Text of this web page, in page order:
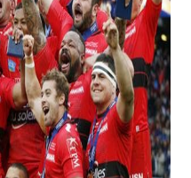
2026 - Las Utah
2026 (Oklahoma City,
- Tadej Pogacar
Lando Norris consigue